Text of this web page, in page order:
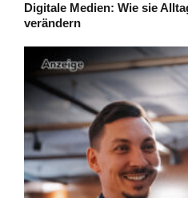
Digitale Medien: Wie sie
verändern